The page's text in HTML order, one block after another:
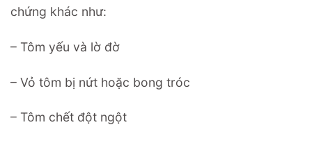
chứng khác như:
– Tôm yếu và lờ đờ
– Vỏ tôm bị nứt hoặc bong tróc
– Tôm chết đột ngột